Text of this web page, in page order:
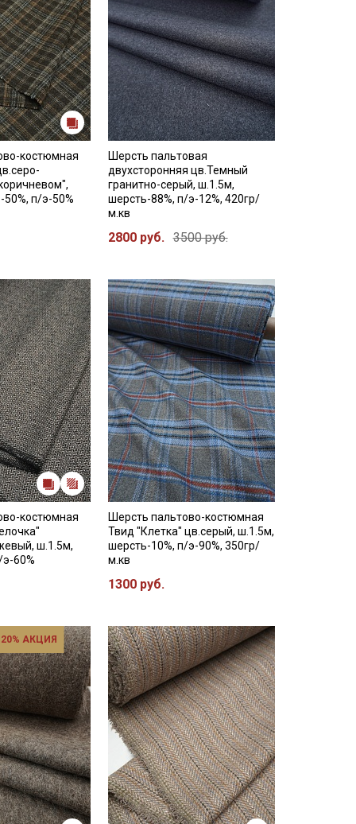
костюмная
п/э-50%
Шерсть пальтовая
двухсторонняя цв.Темный
гранитно-серый, ш.1.5м,
шерсть-88%, п/э-12%, 420гр/
м.кв
2800 руб. 3500 руб.
костюмная
ш.1.5м,
60%
Шерсть пальтово-костюмная
Твид "Клетка" цв.серый, ш.1.5м,
шерсть-10%, п/э-90%, 350гр/
м.кв
1300 руб.
АКЦИЯ